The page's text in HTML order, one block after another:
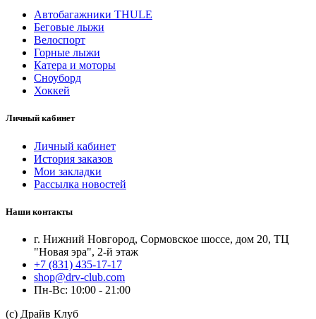
Автобагажники THULE
Беговые лыжи
Велоспорт
Горные лыжи
Катера и моторы
Сноуборд
Хоккей
Личный кабинет
Личный кабинет
История заказов
Мои закладки
Рассылка новостей
Наши контакты
г. Нижний Новгород, Сормовское шоссе, дом 20, ТЦ
"Новая эра", 2-й этаж
+7 (831) 435-17-17
shop@drv-club.com
Пн-Вс: 10:00 - 21:00
(с) Драйв Клуб